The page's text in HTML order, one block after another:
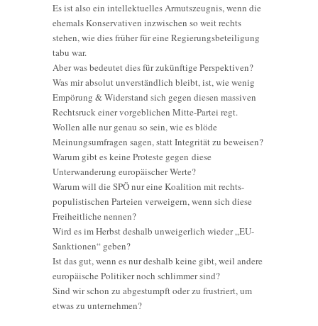
Es ist also ein intellektuelles Armutszeugnis, wenn die
ehemals Konservativen inzwischen so weit rechts
stehen, wie dies früher für eine Regierungsbeteiligung
tabu war.
Aber was bedeutet dies für zukünftige Perspektiven?
Was mir absolut unverständlich bleibt, ist, wie wenig
Empörung & Widerstand sich gegen diesen massiven
Rechtsruck einer vorgeblichen Mitte-Partei regt.
Wollen alle nur genau so sein, wie es blöde
Meinungsumfragen sagen, statt Integrität zu beweisen?
Warum gibt es keine Proteste gegen diese
Unterwanderung europäischer Werte?
Warum will die SPÖ nur eine Koalition mit rechts-
populistischen Parteien verweigern, wenn sich diese
Freiheitliche nennen?
Wird es im Herbst deshalb unweigerlich wieder „EU-
Sanktionen“ geben?
Ist das gut, wenn es nur deshalb keine gibt, weil andere
europäische Politiker noch schlimmer sind?
Sind wir schon zu abgestumpft oder zu frustriert, um
etwas zu unternehmen?